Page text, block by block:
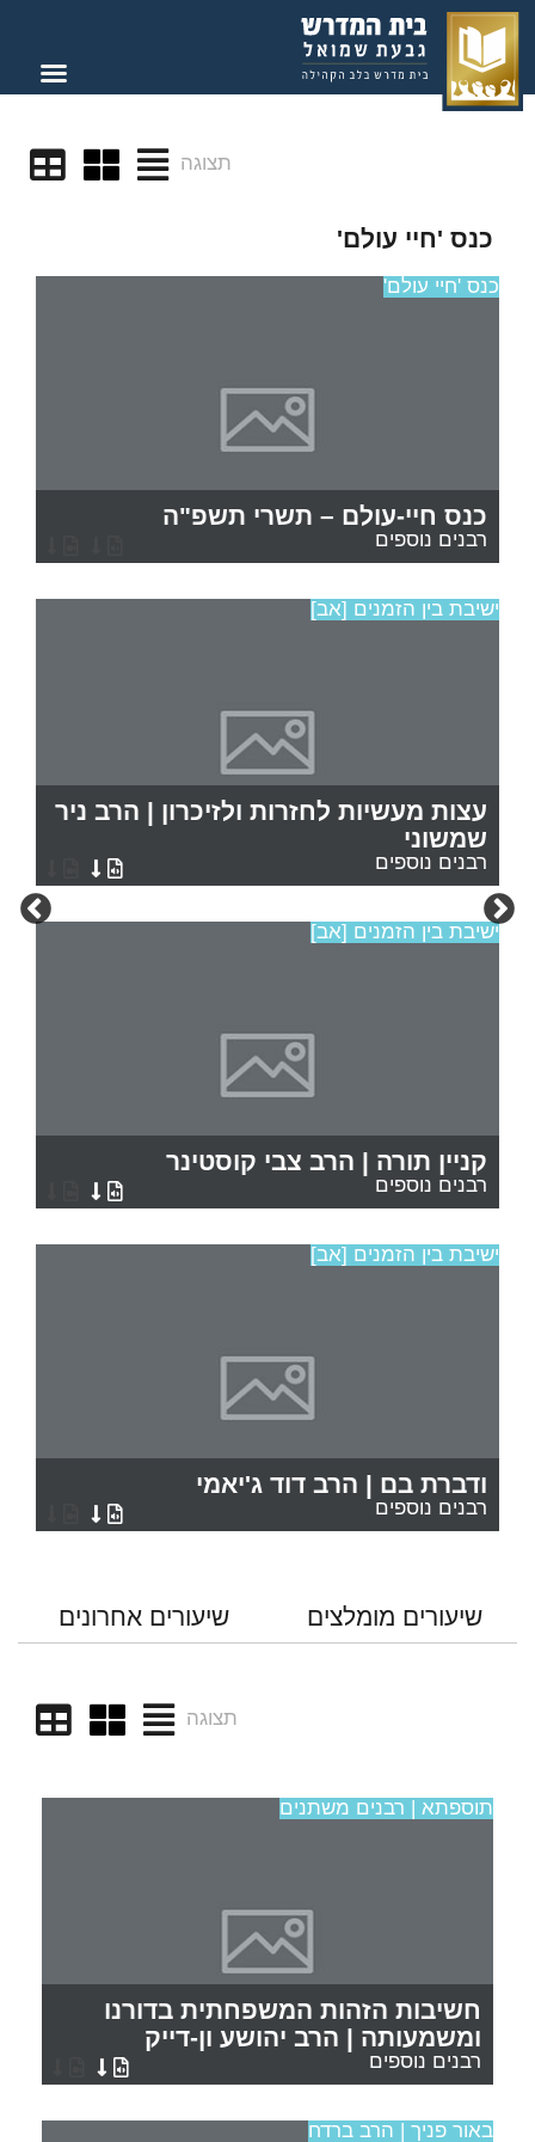
תצוגה
כנס 'חיי עולם'
כנס 'חיי עולם'
כנס חיי-עולם – תשרי תשפ"ה
רבנים נוספים
ישיבת בין הזמנים [אב]
עצות מעשיות לחזרות ולזיכרון | הרב ניר
שמשוני
רבנים נוספים
ישיבת בין הזמנים [אב]
קניין תורה | הרב צבי קוסטינר
רבנים נוספים
ישיבת בין הזמנים [אב]
ודברת בם | הרב דוד ג'יאמי
רבנים נוספים
שיעורים מומלצים שיעורים אחרונים
תצוגה
תוספתא | רבנים משתנים
חשיבות הזהות המשפחתית בדורנו
ומשמעותה | הרב יהושע ון-דייק
רבנים נוספים
באור פניך | הרב ברדח